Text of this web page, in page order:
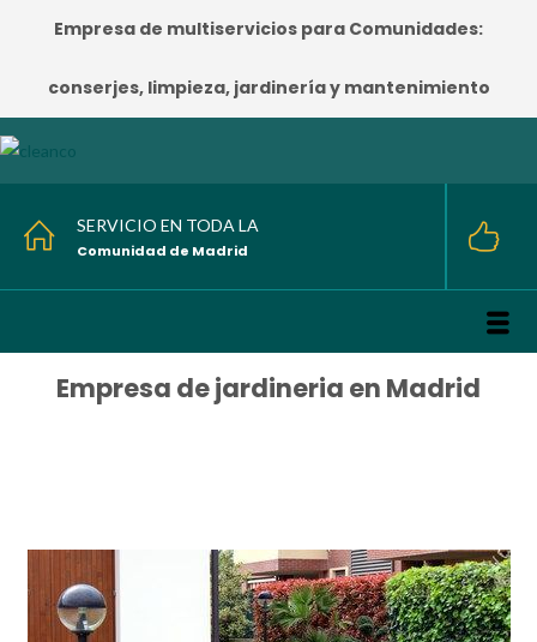
Empresa de multiservicios para Comunidades:
conserjes, limpieza, jardinería y mantenimiento
SERVICIO EN TODA LA
Comunidad de Madrid
Empresa de jardineria en Madrid